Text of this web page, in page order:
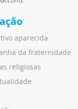
aparecida
da fraternidade
religiosas